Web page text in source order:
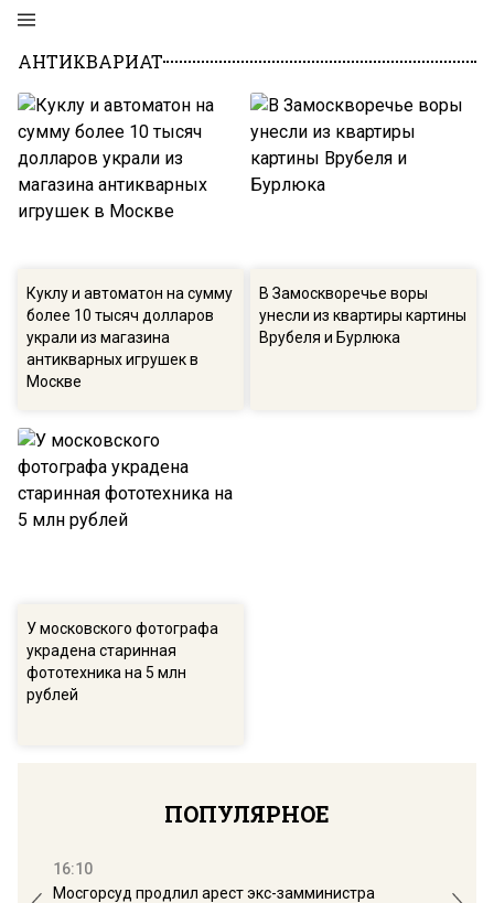
АНТИКВАРИАТ
Куклу и автоматон на сумму
более 10 тысяч долларов
украли из магазина
антикварных игрушек в
Москве
В Замоскворечье воры
унесли из квартиры картины
Врубеля и Бурлюка
У московского фотографа
украдена старинная
фототехника на 5 млн
рублей
ПОПУЛЯРНОЕ
16:10
Мосгорсуд продлил арест экс-замминистра